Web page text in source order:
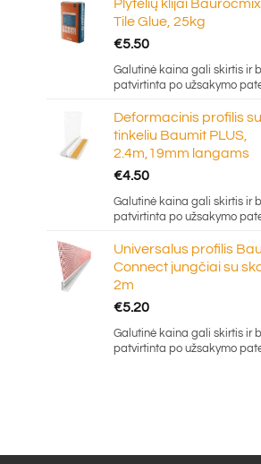
Plytelių klijai
Tile Glue, 25kg
€5.50
Galutinė kaina gali skirtis ir
patvirtinta po užsakymo
Deformacinis profilis su
tinkeliu Baumit PLUS,
2.4m,19mm langams
€4.50
Galutinė kaina gali skirtis ir
patvirtinta po užsakymo
Universalus profilis
Connect jungčiai su
2m
€5.20
Galutinė kaina gali skirtis ir
patvirtinta po užsakymo